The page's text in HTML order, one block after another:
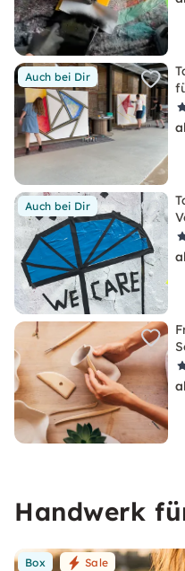
Auch bei Dir
Auch bei Dir
Handwerk
Box Sale